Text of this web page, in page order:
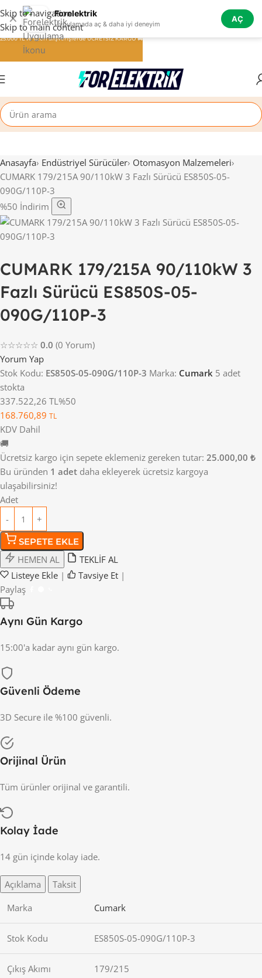
✕ Forelektrik
Uygulamada aç & daha iyi deneyim
AÇ
Skip to navigation
Skip to main content
Anasayfa› Endüstriyel Sürücüler› Otomasyon Malzemeleri›
CUMARK 179/215A 90/110kW 3 Fazlı Sürücü ES850S-05-
090G/110P-3
%50 İndirim
CUMARK 179/215A 90/110kW 3
Fazlı Sürücü ES850S-05-
090G/110P-3
☆☆☆☆☆ 0.0 (0 Yorum)
Yorum Yap
Stok Kodu: ES850S-05-090G/110P-3 Marka: Cumark 5 adet
stokta
337.522,26 TL%50
168.760,89 TL
KDV Dahil
🚚
Ücretsiz kargo için sepete eklemeniz gereken tutar: 25.000,00 ₺
Bu üründen 1 adet daha ekleyerek ücretsiz kargoya
ulaşabilirsiniz!
Adet
SEPETE EKLE
HEMEN AL
TEKLİF AL
Listeye Ekle | Tavsiye Et |
Paylaş
Aynı Gün Kargo
15:00'a kadar aynı gün kargo.
Güvenli Ödeme
3D Secure ile %100 güvenli.
Orijinal Ürün
Tüm ürünler orijinal ve garantili.
Kolay İade
14 gün içinde kolay iade.
Açıklama
Taksit
Marka
Cumark
Stok Kodu ES850S-05-090G/110P-3
Çıkış Akımı 179/215
25.000 TL ve üzeri alışverişlerde ÜCRETSİZ KARGO 🚚